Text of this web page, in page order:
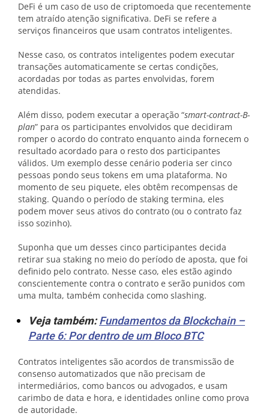
DeFi é um caso de uso de criptomoeda que recentemente
tem atraído atenção significativa. DeFi se refere a
serviços financeiros que usam contratos inteligentes.
Nesse caso, os contratos inteligentes podem executar
transações automaticamente se certas condições,
acordadas por todas as partes envolvidas, forem
atendidas.
Além disso, podem executar a operação “smart-contract-B-
plan” para os participantes envolvidos que decidiram
romper o acordo do contrato enquanto ainda fornecem o
resultado acordado para o resto dos participantes
válidos. Um exemplo desse cenário poderia ser cinco
pessoas pondo seus tokens em uma plataforma. No
momento de seu piquete, eles obtêm recompensas de
staking. Quando o período de staking termina, eles
podem mover seus ativos do contrato (ou o contrato faz
isso sozinho).
Suponha que um desses cinco participantes decida
retirar sua staking no meio do período de aposta, que foi
definido pelo contrato. Nesse caso, eles estão agindo
conscientemente contra o contrato e serão punidos com
uma multa, também conhecida como slashing.
Veja também:Fundamentos da Blockchain –
Parte 6: Por dentro de um Bloco BTC
Contratos inteligentes são acordos de transmissão de
consenso automatizados que não precisam de
intermediários, como bancos ou advogados, e usam
carimbo de data e hora, e identidades online como prova
de autoridade.